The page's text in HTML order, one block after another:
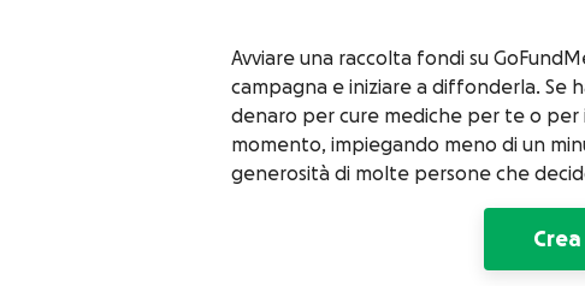
Avviare una raccolta fondi su
campagna e iniziare a diffonderla. Se
denaro per cure mediche per te o per
momento, impiegando meno di un
generosità di molte persone che